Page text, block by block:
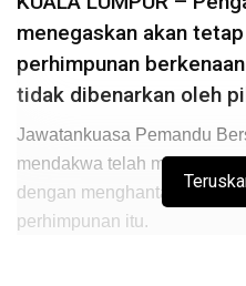
menegaskan akan
perhimpunan
tidak dibenarkan oleh
Jawatankuasa Pemandu
mendakwa telah memenuhi
dengan menghantar notis
perhimpunan itu.